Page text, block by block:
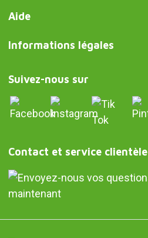
Aide
Informations légales
Suivez-nous sur
Contact et service clientèle
maintenant